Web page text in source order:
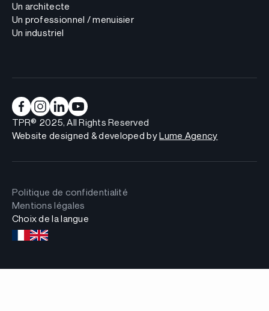
Un architecte
Un professionnel / menuisier
Un industriel
TPR® 2025, All Rights Reserved
Website designed & developed byLume Agency
Politique de confidentialité
Mentions légales
Choix de la langue